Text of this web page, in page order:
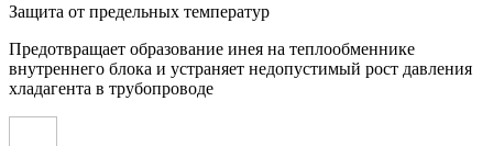
Защита от предельных температур
Предотвращает образование инея на теплообменнике
внутреннего блока и устраняет недопустимый рост давления
хладагента в трубопроводе